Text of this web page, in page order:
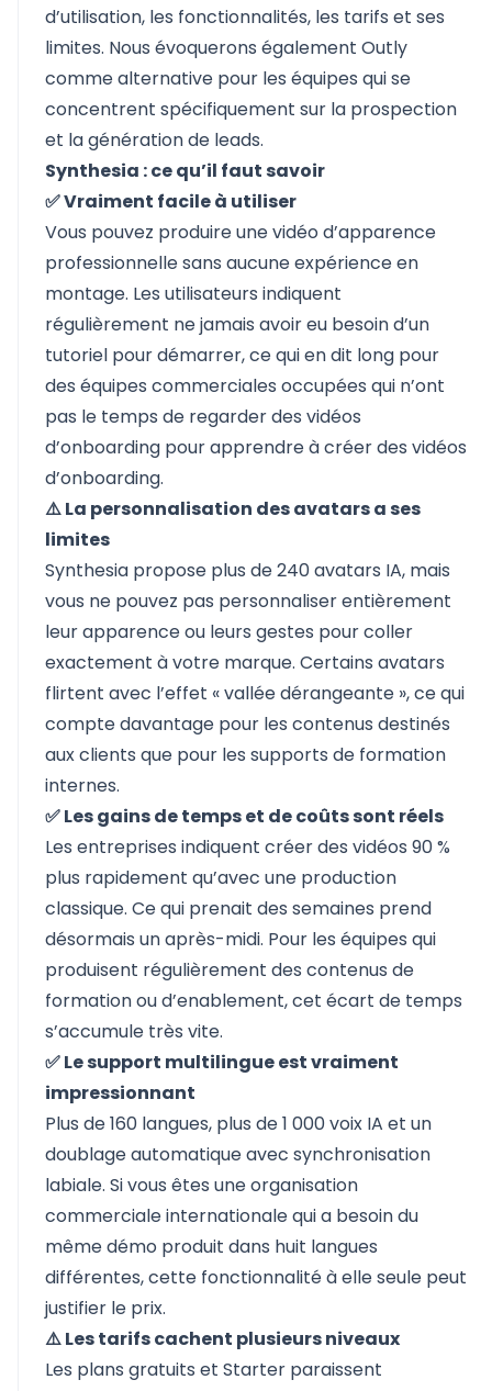
d’utilisation, les fonctionnalités, les tarifs et ses
limites. Nous évoquerons également Outly
comme alternative pour les équipes qui se
concentrent spécifiquement sur la prospection
et la génération de leads.
Synthesia : ce qu’il faut savoir
✅ Vraiment facile à utiliser
Vous pouvez produire une vidéo d’apparence
professionnelle sans aucune expérience en
montage. Les utilisateurs indiquent
régulièrement ne jamais avoir eu besoin d’un
tutoriel pour démarrer, ce qui en dit long pour
des équipes commerciales occupées qui n’ont
pas le temps de regarder des vidéos
d’onboarding pour apprendre à créer des vidéos
d’onboarding.
⚠️ La personnalisation des avatars a ses
limites
Synthesia propose plus de 240 avatars IA, mais
vous ne pouvez pas personnaliser entièrement
leur apparence ou leurs gestes pour coller
exactement à votre marque. Certains avatars
flirtent avec l’effet « vallée dérangeante », ce qui
compte davantage pour les contenus destinés
aux clients que pour les supports de formation
internes.
✅ Les gains de temps et de coûts sont réels
Les entreprises indiquent créer des vidéos 90 %
plus rapidement qu’avec une production
classique. Ce qui prenait des semaines prend
désormais un après-midi. Pour les équipes qui
produisent régulièrement des contenus de
formation ou d’enablement, cet écart de temps
s’accumule très vite.
✅ Le support multilingue est vraiment
impressionnant
Plus de 160 langues, plus de 1 000 voix IA et un
doublage automatique avec synchronisation
labiale. Si vous êtes une organisation
commerciale internationale qui a besoin du
même démo produit dans huit langues
différentes, cette fonctionnalité à elle seule peut
justifier le prix.
⚠️ Les tarifs cachent plusieurs niveaux
Les plans gratuits et Starter paraissent